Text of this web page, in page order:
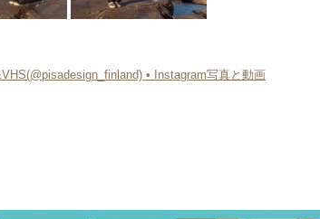
• Instagram写真と動画